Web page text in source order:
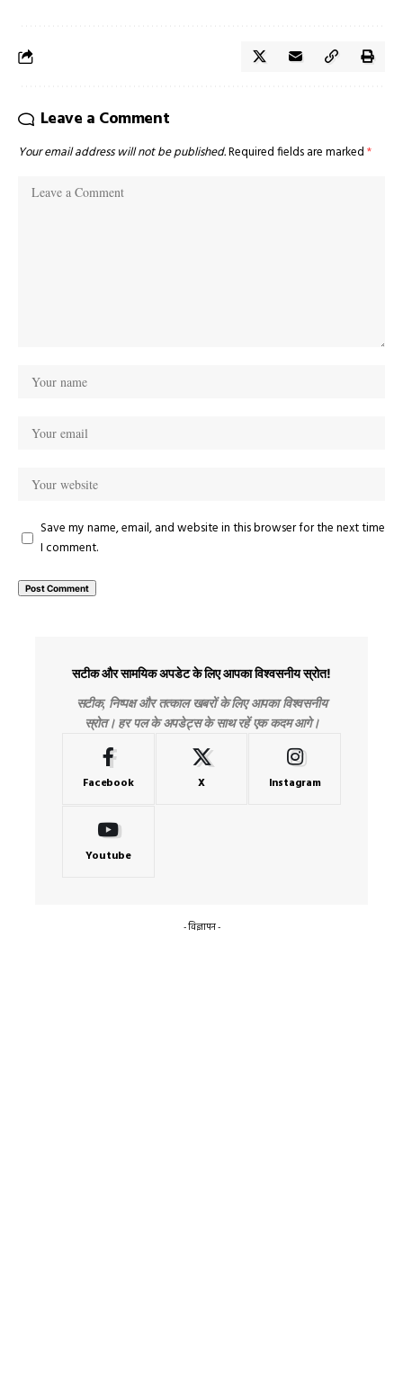
Leave a Comment
Your email address will not be published.Required fields are marked*
Save my name, email, and website in this browser for the next time
I comment.
सटीक और सामयिक अपडेट के लिए आपका विश्वसनीय स्रोत!
सटीक, निष्पक्ष और तत्काल खबरों के लिए आपका विश्वसनीय
स्रोत। हर पल के अपडेट्स के साथ रहें एक कदम आगे।
Facebook X Instagram
Youtube
- विज्ञापन -